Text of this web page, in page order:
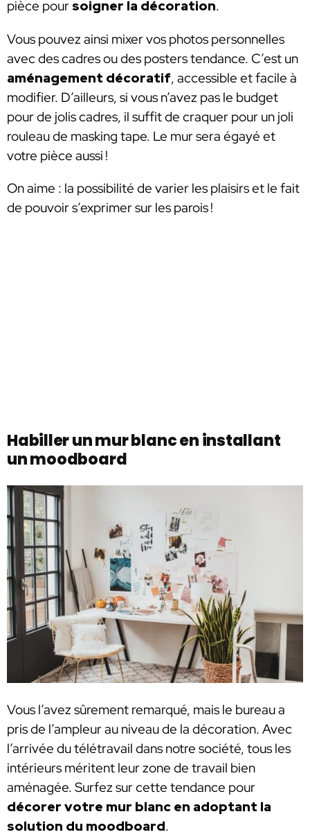
pièce pour soigner la décoration.
Vous pouvez ainsi mixer vos photos personnelles
avec des cadres ou des posters tendance. C’est un
aménagement décoratif, accessible et facile à
modifier. D’ailleurs, si vous n’avez pas le budget
pour de jolis cadres, il suffit de craquer pour un joli
rouleau de masking tape. Le mur sera égayé et
votre pièce aussi !
On aime : la possibilité de varier les plaisirs et le fait
de pouvoir s’exprimer sur les parois !
Habiller un mur blanc en installant
un moodboard
Vous l’avez sûrement remarqué, mais le bureau a
pris de l’ampleur au niveau de la décoration. Avec
l’arrivée du télétravail dans notre société, tous les
intérieurs méritent leur zone de travail bien
aménagée. Surfez sur cette tendance pour
décorer votre mur blanc en adoptant la
solution du moodboard.